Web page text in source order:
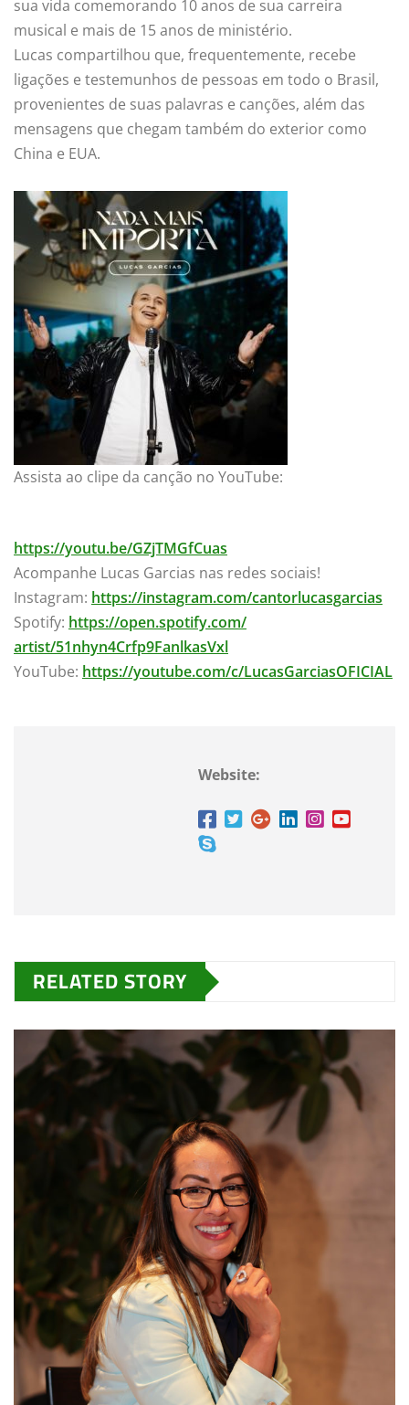
sua vida comemorando 10 anos de sua carreira
musical e mais de 15 anos de ministério.
Lucas compartilhou que, frequentemente, recebe
ligações e testemunhos de pessoas em todo o Brasil,
provenientes de suas palavras e canções, além das
mensagens que chegam também do exterior como
China e EUA.
Assista ao clipe da canção no YouTube:
https://youtu.be/GZjTMGfCuas
Acompanhe Lucas Garcias nas redes sociais!
Instagram: https://instagram.com/cantorlucasgarcias
Spotify: https://open.spotify.com/
artist/51nhyn4Crfp9FanlkasVxl
YouTube: https://youtube.com/c/LucasGarciasOFICIAL
Website:
RELATED STORY